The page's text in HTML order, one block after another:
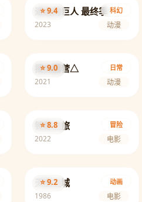
⭐ 9.4 科幻
进击的巨人 最终季
2023 动漫
⭐ 9.0 日常
摇曳露营△
2021 动漫
⭐ 8.8 冒险
铃芽之旅
2022 电影
⭐ 9.2 动画
天空之城
1986 电影